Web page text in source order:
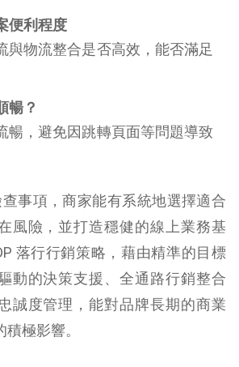
便利程度
與物流整合是否高效，能否滿足
暢？
暢，避免因跳轉頁面等問題導致
事項，商家能有系統地選擇適合
風險，並打造穩健的線上業務基
落行行銷策略，藉由精準的目標
動的決策支援、全通路行銷整合
誠度管理，能對品牌長期的商業
極影響。